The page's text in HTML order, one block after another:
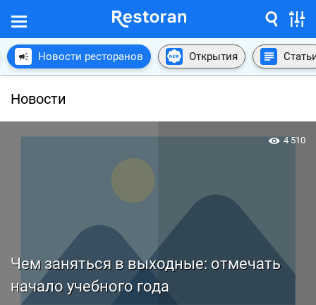
Новости ресторанов Открытия
Новости
Чем заняться в выходные: отмечать
начало учебного года
4 510